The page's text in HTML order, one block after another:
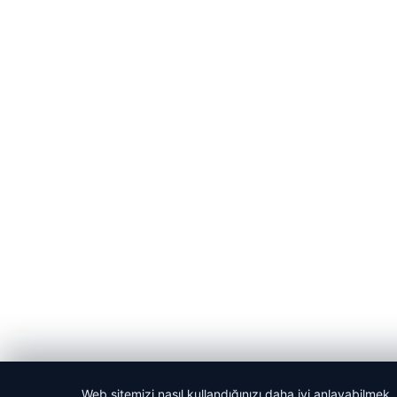
Web sitemizi nasıl kullandığınızı daha iyi